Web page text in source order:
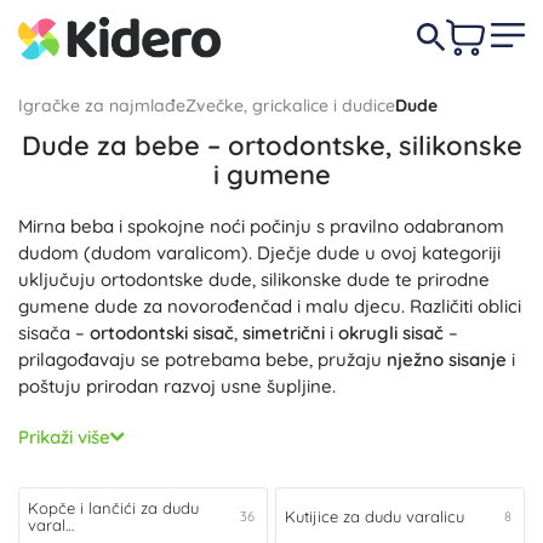
Igračke za najmlađeZvečke, grickalice i dudiceDude
Dude za bebe – ortodontske, silikonske
i gumene
Mirna beba i spokojne noći počinju s pravilno odabranom
dudom (dudom varalicom). Dječje dude u ovoj kategoriji
uključuju ortodontske dude, silikonske dude te prirodne
gumene dude za novorođenčad i malu djecu. Različiti oblici
sisača – ortodontski sisač, simetrični i okrugli sisač –
prilagođavaju se potrebama bebe, pružaju nježno sisanje i
poštuju prirodan razvoj usne šupljine.
Materijali su
medicinskog silikona je izdržljiva,
elastična. Ergonomski štitnik s
ventilacijskim otvorima
osjetljivu kožu oko usta, mekani rubovi sprječavaju pritisak,
Prikaži više
Kopče i lančići za dudu
varal…
36 Kutijice za dudu varalicu 8